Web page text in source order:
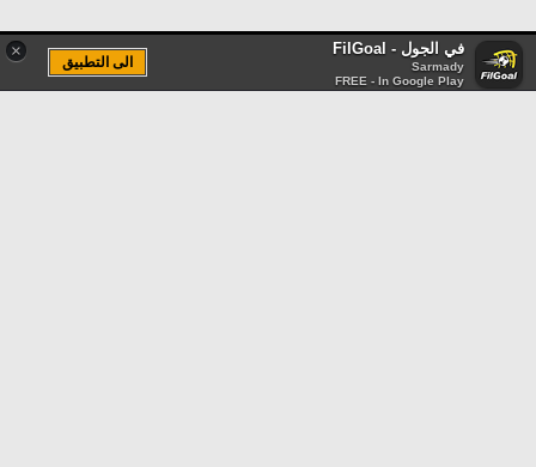
× في الجول - FilGoal
Sarmady
FREE - In Google Play
الى التطبيق